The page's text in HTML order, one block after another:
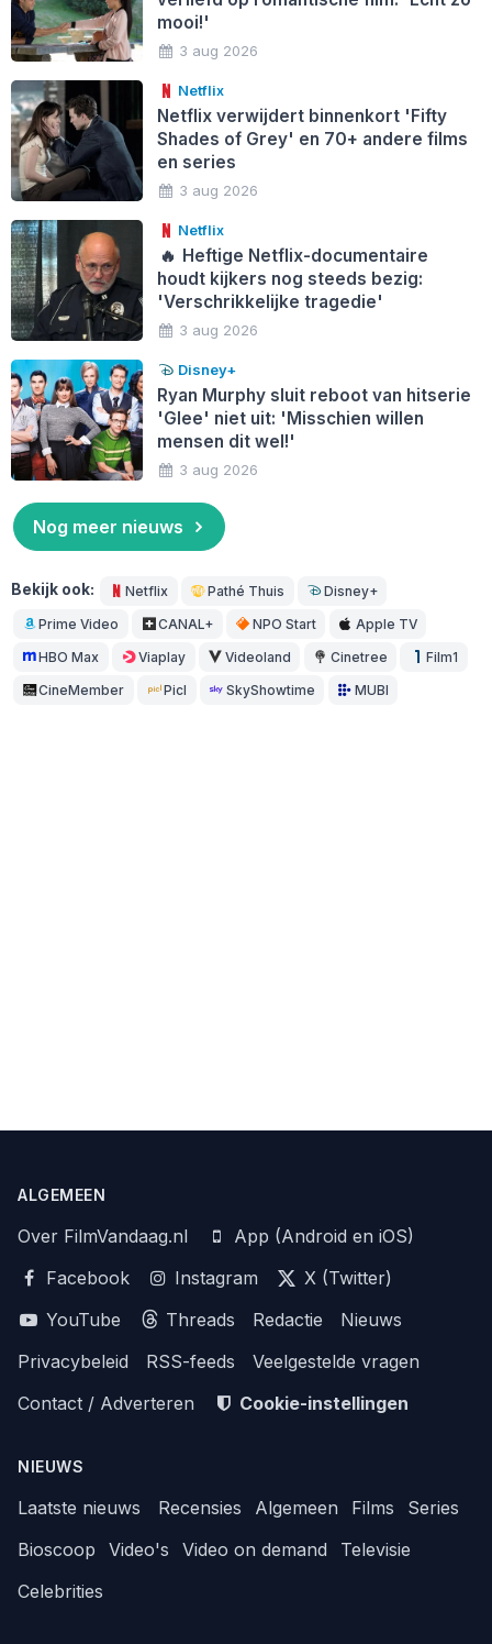
mooi!'
3 aug 2026
Netflix
Netflix verwijdert binnenkort 'Fifty
Shades of Grey' en 70+ andere films
en series
3 aug 2026
Netflix
🔥 Heftige Netflix-documentaire
houdt kijkers nog steeds bezig:
'Verschrikkelijke tragedie'
3 aug 2026
Disney+
Ryan Murphy sluit reboot van hitserie
'Glee' niet uit: 'Misschien willen
mensen dit wel!'
3 aug 2026
Nog meer nieuws
Bekijk ook: Netflix Pathé Thuis Disney+
Prime Video CANAL+ NPO Start Apple TV
HBO Max Viaplay Videoland Cinetree Film1
CineMember Picl SkyShowtime MUBI
ALGEMEEN
Over FilmVandaag.nl
App (Android en iOS)
Facebook
Instagram
X (Twitter)
YouTube
Threads Redactie
Nieuws
Privacybeleid
RSS-feeds
Veelgestelde vragen
Contact / Adverteren
Cookie-instellingen
NIEUWS
Laatste nieuws Recensies Algemeen Films
Series
Bioscoop
Video's Video on demand
Televisie
Celebrities